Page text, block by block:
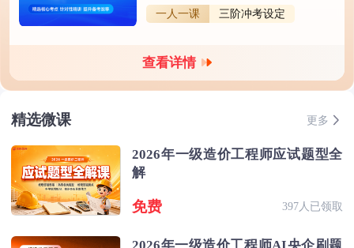
一人一课 三阶冲考设定
查看详情
精选微课 更多
2026年一级造价工程师应试题型全
解
免费 397人已领取